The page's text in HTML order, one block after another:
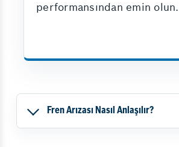
performansından emin olun.
Fren Arızası Nasıl Anlaşılır?